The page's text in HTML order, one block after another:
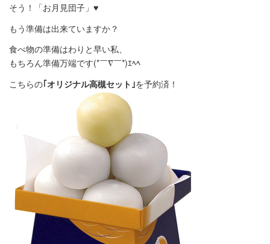
そう！「お月見団子」♥
もう準備は出来ていますか？
食べ物の準備はわりと早い私、
もちろん準備万端です(*￣∇￣*)ｴﾍﾍ
こちらの｢オリジナル高槻セット｣を予約済！